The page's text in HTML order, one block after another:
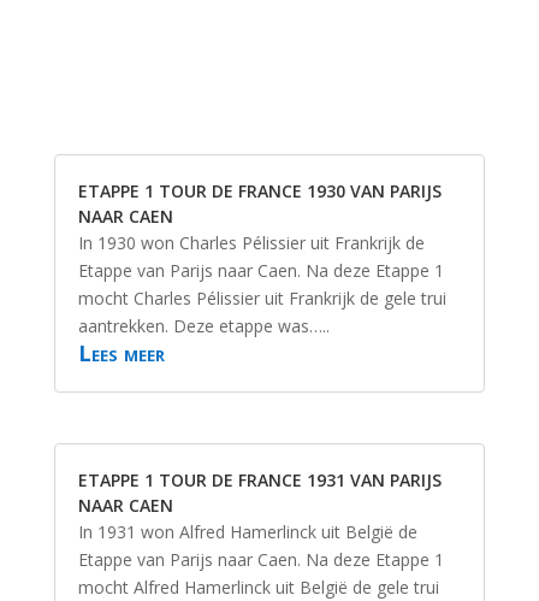
ETAPPE 1 TOUR DE FRANCE 1930 VAN PARIJS
NAAR CAEN
In 1930 won Charles Pélissier uit Frankrijk de
Etappe van Parijs naar Caen. Na deze Etappe 1
mocht Charles Pélissier uit Frankrijk de gele trui
aantrekken. Deze etappe was…..
Lees meer
ETAPPE 1 TOUR DE FRANCE 1931 VAN PARIJS
NAAR CAEN
In 1931 won Alfred Hamerlinck uit België de
Etappe van Parijs naar Caen. Na deze Etappe 1
mocht Alfred Hamerlinck uit België de gele trui